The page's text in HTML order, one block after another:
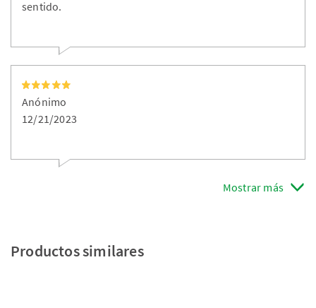
sentido.
Anónimo
12/21/2023
Mostrar más
Productos similares